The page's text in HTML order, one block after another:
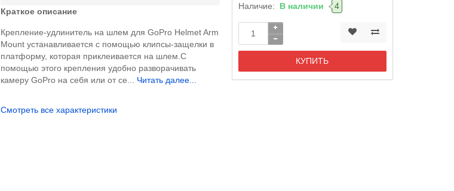
Краткое описание
Крепление-удлинитель на шлем для GoPro Helmet Arm
Mount устанавливается с помощью клипсы-защелки в
платформу, которая приклеивается на шлем.С
помощью этого крепления удобно разворачивать
камеру GoPro на себя или от се... Читать далее...
Смотреть все характеристики
Наличие: В наличии 4
КУПИТЬ